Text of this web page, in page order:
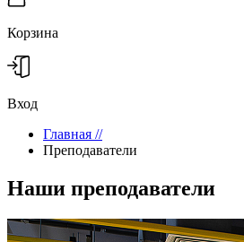
Корзина
Вход
Главная //
Преподаватели
Наши преподаватели